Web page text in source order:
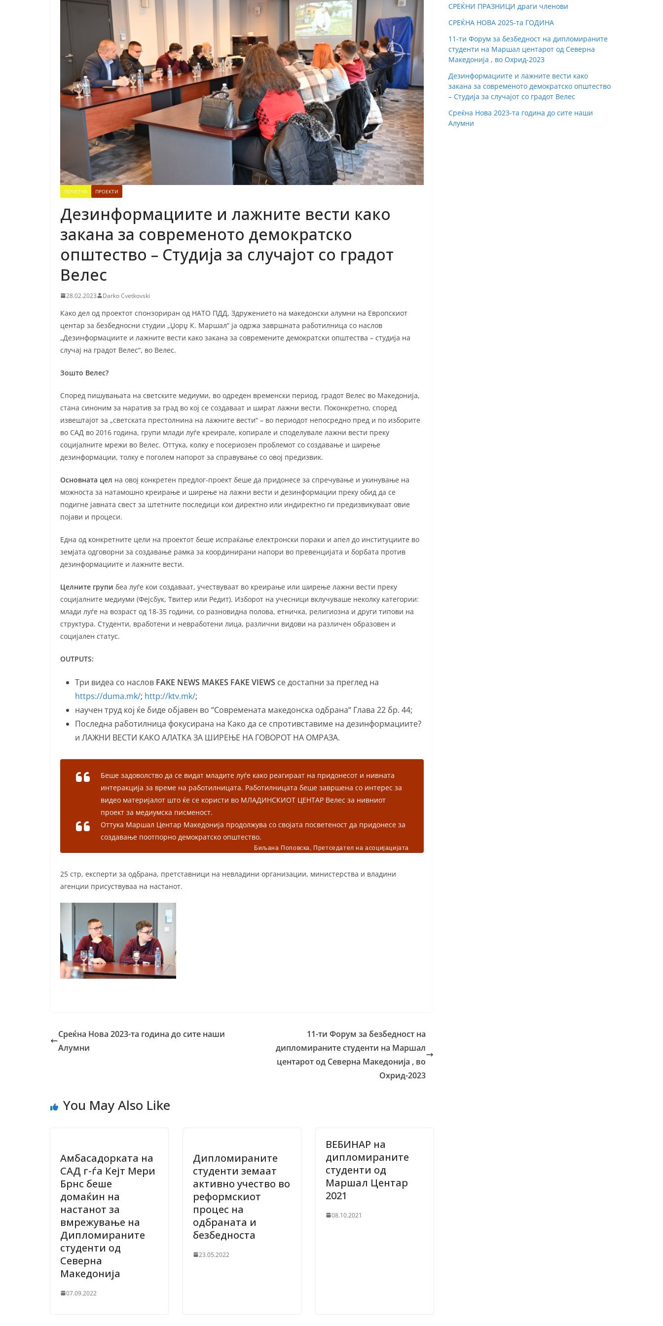
ПОЧЕТНА ПРОЕКТИ
Дезинформациите и лажните вести како
закана за современото демократско
општество – Студиja за случајот со градот
Велес
28.02.2023 Darko Cvetkovski
Како дел од проектот спонзориран од НАТО ПДД, Здружението на македонски алумни на Европскиот
центар за безбедносни студии „Џорџ К. Маршал“ ја одржа завршната работилница со наслов
„Дезинформациите и лажните вести како закана за современите демократски општества – студија на
случај на градот Велес“, во Велес.
Зошто Велес?
Според пишувањата на светските медиуми, во одреден временски период, градот Велес во Македонија,
стана синоним за наратив за град во кој се создаваат и шират лажни вести. Поконкретно, според
извештајот за „светската престолнина на лажните вести“ – во периодот непосредно пред и по изборите
во САД во 2016 година, групи млади луѓе креирале, копирале и споделувале лажни вести преку
социјалните мрежи во Велес. Оттука, колку е посериозен проблемот со создавање и ширење
дезинформации, толку е поголем напорот за справување со овој предизвик.
Основната цел на овој конкретен предлог-проект беше да придонесе за спречување и укинување на
можноста за натамошно креирање и ширење на лажни вести и дезинформации преку обид да се
подигне јавната свест за штетните последици кои директно или индиректно ги предизвикуваат овие
појави и процеси.
Една од конкретните цели на проектот беше испраќање електронски пораки и апел до институциите во
земјата одговорни за создавање рамка за координирани напори во превенцијата и борбата против
дезинформациите и лажните вести.
Целните групи беа луѓе кои создаваат, учествуваат во креирање или ширење лажни вести преку
социјалните медиуми (Фејсбук, Твитер или Редит). Изборот на учесници вклучуваше неколку категории:
млади луѓе на возраст од 18-35 години, со разновидна полова, етничка, религиозна и други типови на
структура. Студенти, вработени и невработени лица, различни видови на различен образовен и
социјален статус.
OUTPUTS:
Три видеа со наслов FAKE NEWS MAKES FAKE VIEWS се достапни за преглед на
https://duma.mk/; http://ktv.mk/;
научен труд кој ќе биде објавен во “Современата македонска одбрана“ Глава 22 бр. 44;
Последна работилница фокусирана на Како да се спротивставиме на дезинформациите?
и ЛАЖНИ ВЕСТИ КАКО АЛАТКА ЗА ШИРЕЊЕ НА ГОВОРОТ НА ОМРАЗА.
Беше задоволство да се видат младите луѓе како реагираат на придонесот и нивната
интеракција за време на работилницата. Работилницата беше завршена со интерес за
видео материјалот што ќе се користи во МЛАДИНСКИОТ ЦЕНТАР Велес за нивниот
проект за медиумска писменост.
Оттука Маршал Центар Македонија продолжува со својата посветеност да придонесе за
создавање поотпорно демократско општество.
Биљана Поповска, Претседател на асоцијацијата
25 стр, експерти за одбрана, претставници на невладини организации, министерства и владини
агенции присуствуваа на настанот.
Среќна Нова 2023-та година до сите наши
Алумни
11-ти Форум за безбедност на
дипломираните студенти на Маршал
центарот од Северна Македонија , во
Охрид-2023
You May Also Like
Амбасадорката на
САД г-ѓа Кејт Мери
Брнс беше
домаќин на
настанот за
вмрежување на
Дипломираните
студенти од
Северна
Македонија
07.09.2022
Дипломираните
студенти земаат
активно учество во
реформскиот
процес на
одбраната и
безбедноста
23.05.2022
ВЕБИНАР на
дипломираните
студенти од
Маршал Центар
2021
08.10.2021
СРЕЌНИ ПРАЗНИЦИ драги членови
СРЕЌНА НОВА 2025-та ГОДИНА
11-ти Форум за безбедност на дипломираните
студенти на Маршал центарот од Северна
Македонија , во Охрид-2023
Дезинформациите и лажните вести како
закана за современото демократско општество
– Студиja за случајот со градот Велес
Среќна Нова 2023-та година до сите наши
Алумни